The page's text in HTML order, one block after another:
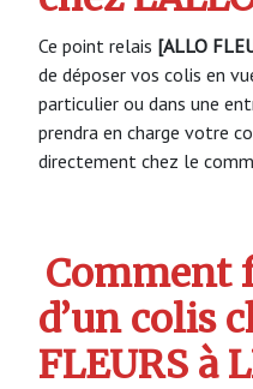
Ce point relais [ALLO
de déposer vos colis en
particulier ou dans une
prendra en charge votre
directement chez le
Comment
d’un colis
FLEURS à